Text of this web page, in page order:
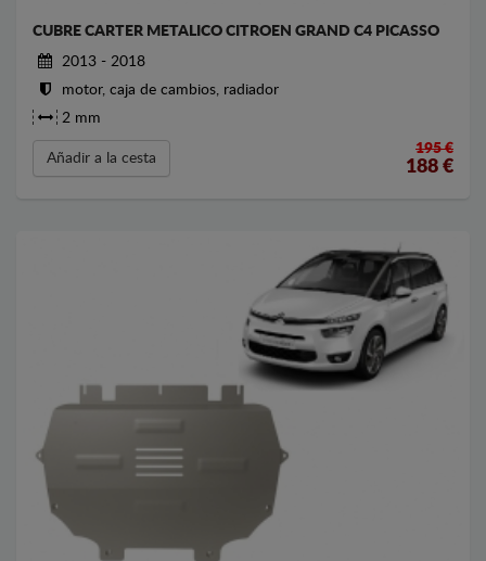
CUBRE CARTER METALICO CITROEN GRAND C4 PICASSO
2013 - 2018
motor, caja de cambios, radiador
2 mm
Añadir a la cesta
195 €
188 €